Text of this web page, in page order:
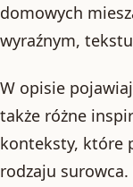
domowych
wyraźnym,
W opisie
także różne
konteksty, które
rodzaju